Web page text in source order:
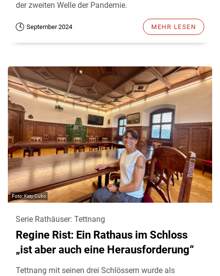
der zweiten Welle der Pandemie.
September 2024 MEHR LESEN
Katy Cuko
Serie Rathäuser: Tettnang
Regine Rist: Ein Rathaus im Schloss
„ist aber auch eine Herausforderung“
Tettnang mit seinen drei Schlössern wurde als